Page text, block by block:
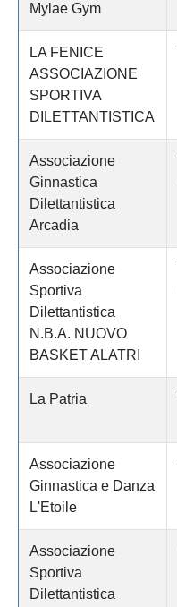
Mylae Gym
LA FENICE
ASSOCIAZIONE
SPORTIVA
DILETTANTISTICA
Associazione
Ginnastica
Dilettantistica
Arcadia
Associazione
Sportiva
Dilettantistica
N.B.A. NUOVO
BASKET ALATRI
La Patria
Associazione
Ginnastica e Danza
L'Etoile
Associazione
Sportiva
Dilettantistica